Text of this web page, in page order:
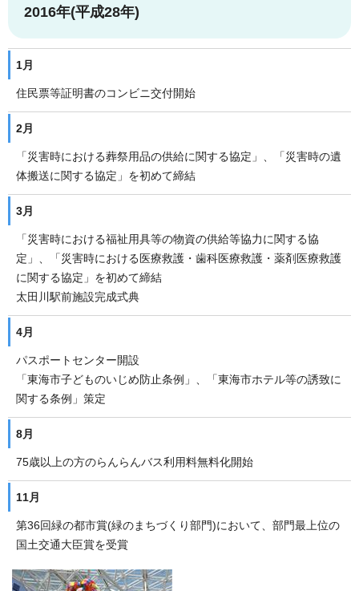
2016年(平成28年)
1月
住民票等証明書のコンビニ交付開始
2月
「災害時における葬祭用品の供給に関する協定」、「災害時の遺
体搬送に関する協定」を初めて締結
3月
「災害時における福祉用具等の物資の供給等協力に関する協
定」、「災害時における医療救護・歯科医療救護・薬剤医療救護
に関する協定」を初めて締結
太田川駅前施設完成式典
4月
パスポートセンター開設
「東海市子どものいじめ防止条例」、「東海市ホテル等の誘致に
関する条例」策定
8月
75歳以上の方のらんらんバス利用料無料化開始
11月
第36回緑の都市賞(緑のまちづくり部門)において、部門最上位の
国土交通大臣賞を受賞